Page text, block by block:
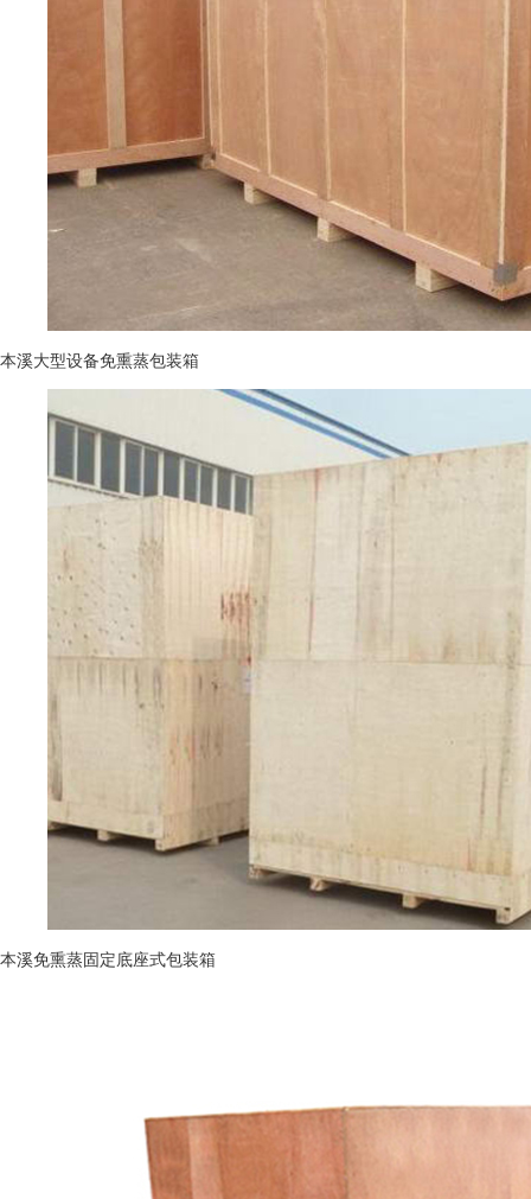
本溪大型设备免熏蒸包装箱
本溪免熏蒸固定底座式包装箱